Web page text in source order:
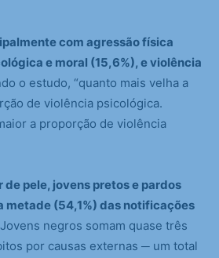
com agressão física
e moral (15,6%), e violência
o estudo, “quanto mais velha a
de violência psicológica.
a proporção de violência
de pele, jovens pretos e pardos
metade (54,1%) das notificações
Jovens negros somam quase três
por causas externas ─ um total